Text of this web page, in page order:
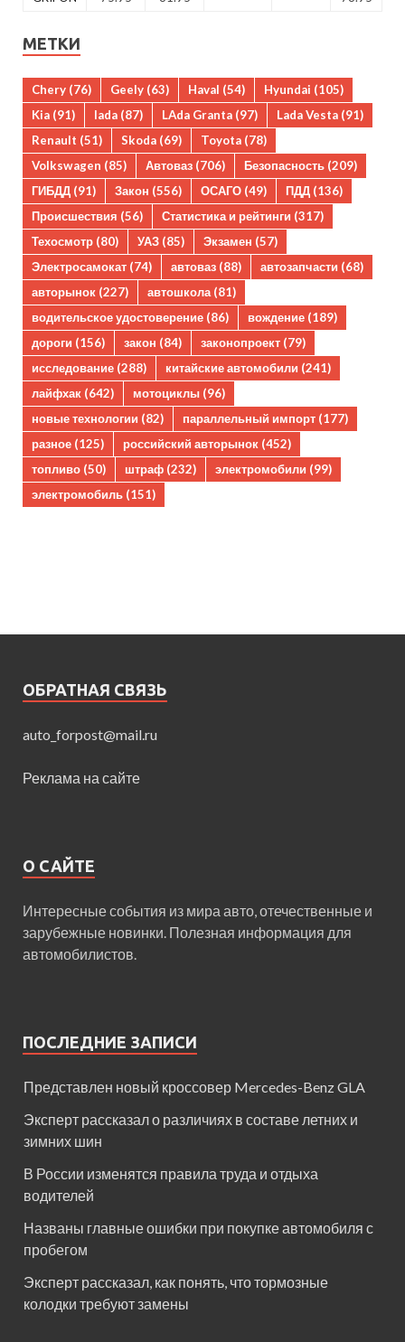
МЕТКИ
Chery (76) Geely (63) Haval (54) Hyundai (105)
Kia (91) lada (87) LAda Granta (97) Lada Vesta (91)
Renault (51) Skoda (69) Toyota (78)
Volkswagen (85) Автоваз (706) Безопасность (209)
ГИБДД (91) Закон (556) ОСАГО (49) ПДД (136)
Происшествия (56) Статистика и рейтинги (317)
Техосмотр (80) УАЗ (85) Экзамен (57)
Электросамокат (74) автоваз (88) автозапчасти (68)
авторынок (227) автошкола(81)
водительское удостоверение (86) вождение (189)
дороги (156) закон (84) законопроект (79)
исследование (288) китайские автомобили (241)
лайфхак (642) мотоциклы (96)
новые технологии (82) параллельный импорт (177)
разное (125) российский авторынок (452)
топливо (50) штраф (232) электромобили (99)
электромобиль (151)
ОБРАТНАЯ СВЯЗЬ
auto_forpost@mail.ru
Реклама на сайте
О САЙТЕ
Интересные события из мира авто, отечественные и
зарубежные новинки. Полезная информация для
автомобилистов.
ПОСЛЕДНИЕ ЗАПИСИ
Представлен новый кроссовер Mercedes-Benz GLA
Эксперт рассказал о различиях в составе летних и
зимних шин
В России изменятся правила труда и отдыха
водителей
Названы главные ошибки при покупке автомобиля с
пробегом
Эксперт рассказал, как понять, что тормозные
колодки требуют замены